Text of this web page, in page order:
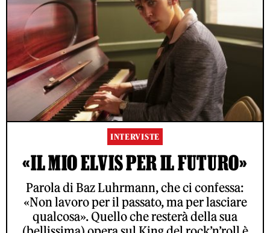
INTERVISTE
«IL MIO ELVIS PER IL FUTURO»
Parola di Baz Luhrmann, che ci confessa:
«Non lavoro per il passato, ma per lasciare
qualcosa». Quello che resterà della sua